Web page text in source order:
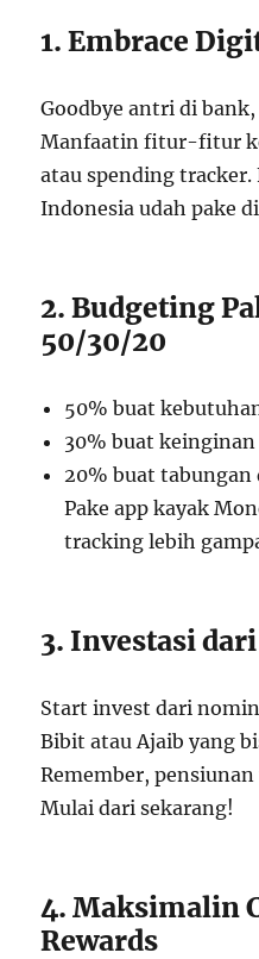
1. Embrace
Goodbye antri di
Manfaatin fitur-fitur
atau spending tracker.
Indonesia udah pake
2. Budgeting
50/30/20
50% buat
30% buat
20% buat tabungan
Pake app kayak
tracking lebih
3. Investasi
Start invest dari
Bibit atau Ajaib yang
Remember,
Mulai dari sekarang!
4. Maksimalin
Rewards